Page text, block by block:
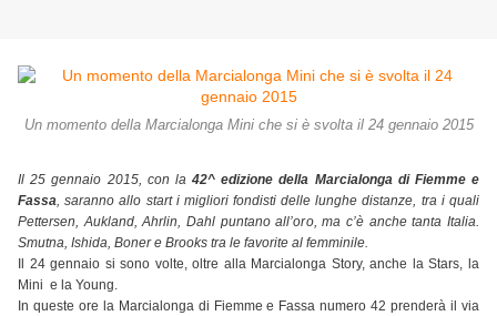
Un momento della Marcialonga Mini che si è svolta il 24 gennaio 2015
Il 25 gennaio 2015, con la 42^ edizione della Marcialonga di Fiemme e
Fassa, saranno allo start i migliori fondisti delle lunghe distanze, tra i quali
Pettersen, Aukland, Ahrlin, Dahl puntano all’oro, ma c’è anche tanta Italia.
Smutna, Ishida, Boner e Brooks tra le favorite al femminile.
Il 24 gennaio si sono volte, oltre alla Marcialonga Story, anche la Stars, la
Mini e la Young.
In queste ore la Marcialonga di Fiemme e Fassa numero 42 prenderà il via